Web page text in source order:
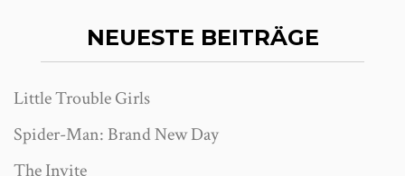
NEUESTE BEITRÄGE
Little Trouble Girls
Spider-Man: Brand New Day
The Invite